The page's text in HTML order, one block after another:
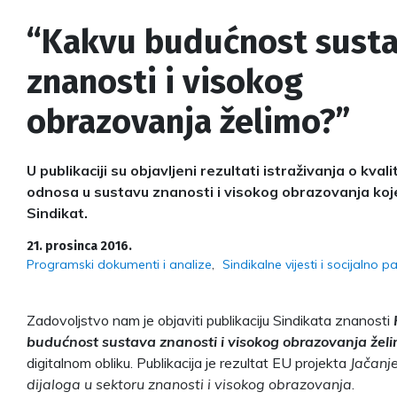
“Kakvu budućnost
znanosti i visokog
obrazovanja želimo?”
U publikaciji su objavljeni rezultati istraživanja o
odnosa u sustavu znanosti i visokog obrazovanja
Sindikat.
21. prosinca 2016.
Programski dokumenti i analize Sindikalne vijesti i socijalno
Zadovoljstvo nam je objaviti publikaciju Sindikata znanosti
budućnost sustava znanosti i visokog obrazovanja
digitalnom obliku. Publikacija je rezultat EU projekta
dijaloga u sektoru znanosti i visokog obrazovanja